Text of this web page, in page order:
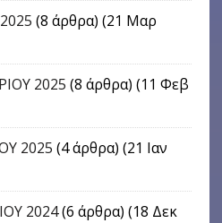
(8 άρθρα) (21 Μαρ
2025 (8 άρθρα) (11 Φεβ
2025 (4 άρθρα) (21 Ιαν
2024(6 άρθρα) (18 Δεκ